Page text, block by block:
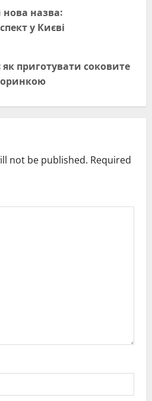
нова назва:
у Києві
як приготувати соковите
not be published. Required